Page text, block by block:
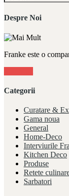
Despre Noi
Franke este o
Categorii
Curatare &
Gama noua
General
Home-Deco
Interviurile
Kitchen Deco
Produse
Retete
Sarbatori